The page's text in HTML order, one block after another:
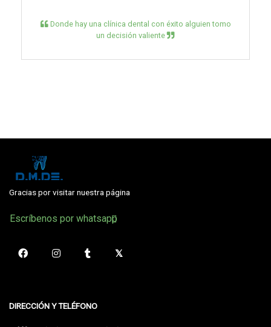
Donde hay una clínica dental con éxito alguien tomo
un decisión valiente
Gracias por visitar nuestra página
Escríbenos por whatsapp
DIRECCIÓN Y TELÉFONO